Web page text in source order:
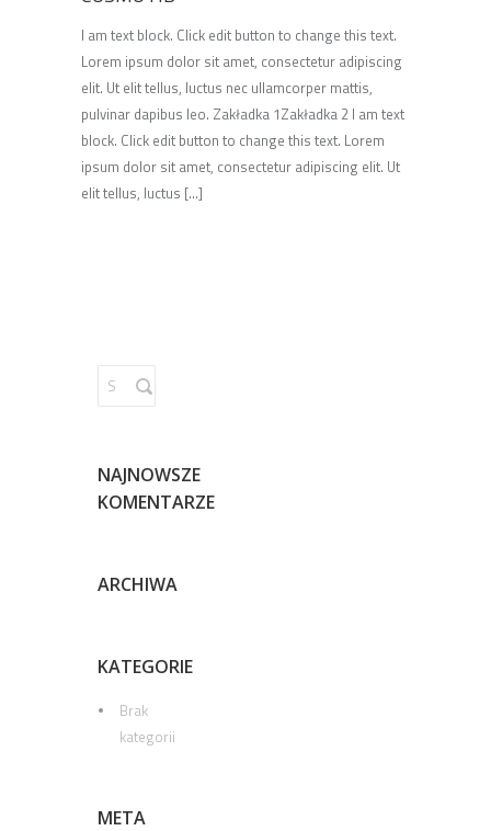
I am text block. Click edit button to change this text.
Lorem ipsum dolor sit amet, consectetur adipiscing
elit. Ut elit tellus, luctus nec ullamcorper mattis,
pulvinar dapibus leo. Zakładka 1Zakładka 2 I am text
block. Click edit button to change this text. Lorem
ipsum dolor sit amet, consectetur adipiscing elit. Ut
elit tellus, luctus [...]
NAJNOWSZE
KOMENTARZE
ARCHIWA
KATEGORIE
Brak
kategorii
META